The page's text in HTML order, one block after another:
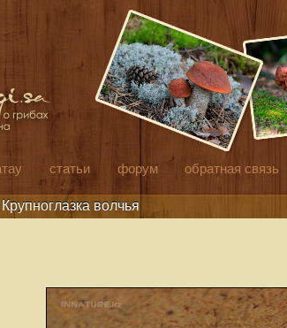
статьи форум обратная связь
Крупноглазка волчья